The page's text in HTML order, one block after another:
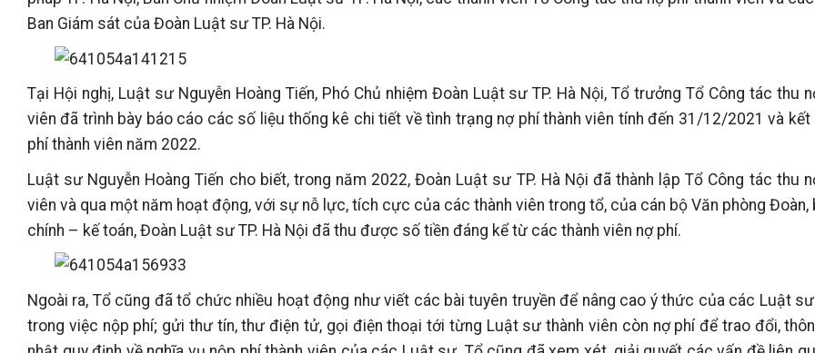
Ban Giám sát của Đoàn Luật sư TP. Hà Nội.
Tại Hội nghị, Luật sư Nguyễn Hoàng Tiến, Phó Chủ nhiệm Đoàn Luật sư TP. Hà Nội, Tổ trưởng Tổ Công tác thu
viên đã trình bày báo cáo các số liệu thống kê chi tiết về tình trạng nợ phí thành viên tính đến 31/12/2021 và kết
phí thành viên năm 2022.
Luật sư Nguyễn Hoàng Tiến cho biết, trong năm 2022, Đoàn Luật sư TP. Hà Nội đã thành lập Tổ Công tác thu
viên và qua một năm hoạt động, với sự nỗ lực, tích cực của các thành viên trong tổ, của cán bộ Văn phòng Đoàn,
chính – kế toán, Đoàn Luật sư TP. Hà Nội đã thu được số tiền đáng kể từ các thành viên nợ phí.
Ngoài ra, Tổ cũng đã tổ chức nhiều hoạt động như viết các bài tuyên truyền để nâng cao ý thức của các Luật
trong việc nộp phí; gửi thư tín, thư điện tử, gọi điện thoại tới từng Luật sư thành viên còn nợ phí để trao đổi,